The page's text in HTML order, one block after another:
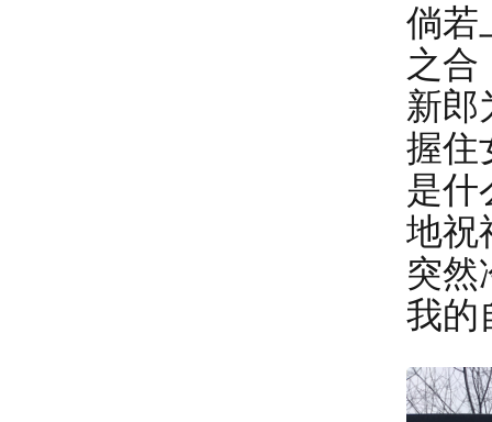
倘若
之合
新郎
握住
是什
地祝
突然
我的